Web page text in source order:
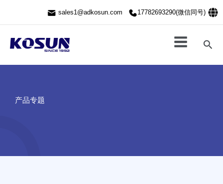
sales1@adkosun.com 17782693290(微信同号)
搜
索
产品专题